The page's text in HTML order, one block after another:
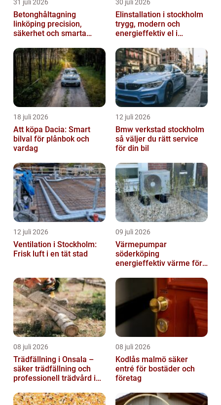
31 juli 2026
Betonghåltagning
linköping precision,
säkerhet och smarta
30 juli 2026
Elinstallation i stockholm
trygg, modern och
energieffektiv el i
18 juli 2026
Att köpa Dacia: Smart
bilval för plånbok och
vardag
12 juli 2026
Bmw verkstad stockholm
så väljer du rätt service
för din bil
12 juli 2026
Ventilation i Stockholm:
Frisk luft i en tät stad
09 juli 2026
Värmepumpar
söderköping
energieffektiv värme för
08 juli 2026
Trädfällning i Onsala –
säker trädfällning och
professionell trädvård i
08 juli 2026
Kodlås malmö säker
entré för bostäder och
företag